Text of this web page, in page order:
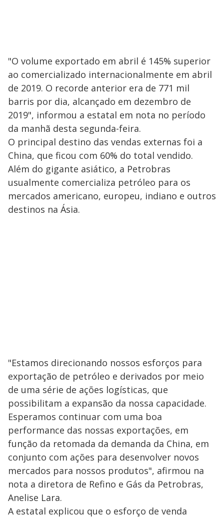
"O volume exportado em abril é 145% superior
ao comercializado internacionalmente em abril
de 2019. O recorde anterior era de 771 mil
barris por dia, alcançado em dezembro de
2019", informou a estatal em nota no período
da manhã desta segunda-feira.
O principal destino das vendas externas foi a
China, que ficou com 60% do total vendido.
Além do gigante asiático, a Petrobras
usualmente comercializa petróleo para os
mercados americano, europeu, indiano e outros
destinos na Ásia.
"Estamos direcionando nossos esforços para
exportação de petróleo e derivados por meio
de uma série de ações logísticas, que
possibilitam a expansão da nossa capacidade.
Esperamos continuar com uma boa
performance das nossas exportações, em
função da retomada da demanda da China, em
conjunto com ações para desenvolver novos
mercados para nossos produtos", afirmou na
nota a diretora de Refino e Gás da Petrobras,
Anelise Lara.
A estatal explicou que o esforço de venda